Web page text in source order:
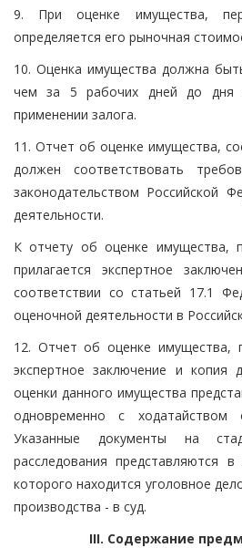
9. При оценке имущества,
определяется его рыночная
10. Оценка имущества должна
чем за 5 рабочих дней до дня
применении залога.
11. Отчет об оценке имущества,
должен соответствовать
законодательством Российской
деятельности.
К отчету об оценке имущества,
прилагается экспертное
соответствии со статьей 17.1
оценочной деятельности в
12. Отчет об оценке имущества,
экспертное заключение и копия
оценки данного имущества
одновременно с ходатайством
Указанные документы на
расследования представляются
которого находится уголовное
производства - в суд.
III. Содержание